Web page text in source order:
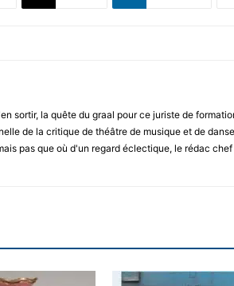
sortir, la quête du graal pour ce juriste de
de la critique de théâtre de musique et de
pas que où d'un regard éclectique, le rédac